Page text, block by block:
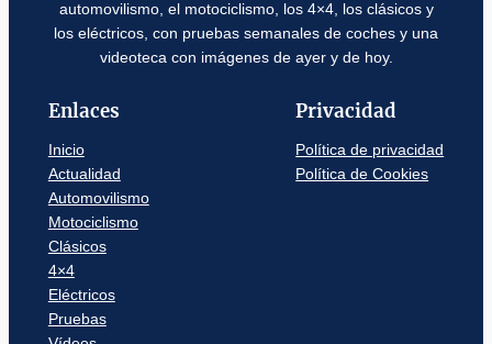
automovilismo, el motociclismo, los 4×4, los clásicos y
los eléctricos, con pruebas semanales de coches y una
videoteca con imágenes de ayer y de hoy.
Enlaces
Inicio
Actualidad
Automovilismo
Motociclismo
Clásicos
4×4
Eléctricos
Pruebas
Privacidad
Política de privacidad
Política de Cookies